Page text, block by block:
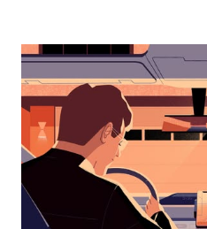
календарю
выбрать
дату.
Чтобы
закрыть
календарь,
нажмите
Esc.